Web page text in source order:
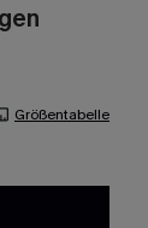
Größentabelle